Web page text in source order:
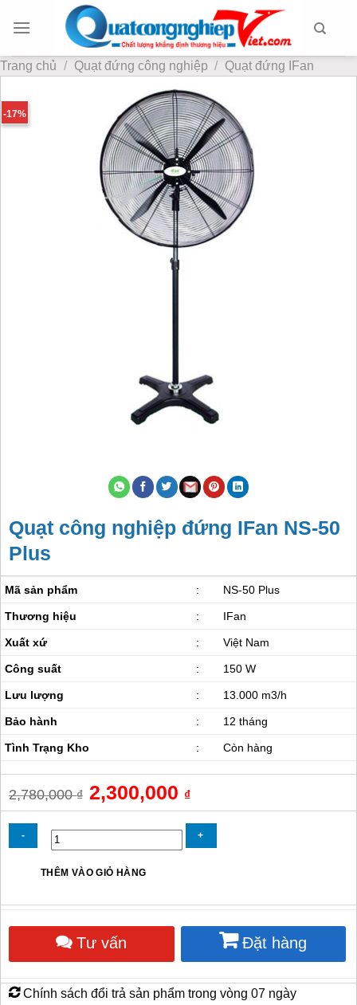
đến
dung
Trang chủ / Quạt đứng công nghiệp / Quạt đứng IFan
-17%
Quạt công nghiệp đứng IFan NS-50
Plus
Mã sản phẩm : NS-50 Plus
Thương hiệu : IFan
Xuất xứ : Việt Nam
Công suất : 150 W
Lưu lượng : 13.000 m3/h
Bảo hành : 12 tháng
Tình Trạng Kho : Còn hàng
2,780,000₫
Giá
gốc
là:
2,300,000 ₫
Giá
hiện
tại
là:
2,300,000 ₫.
IFan
số
lượng
THÊM VÀO GIỎ HÀNG
Tư vấn Đặt hàng
Chính sách đổi trả sản phẩm trong vòng 07 ngày